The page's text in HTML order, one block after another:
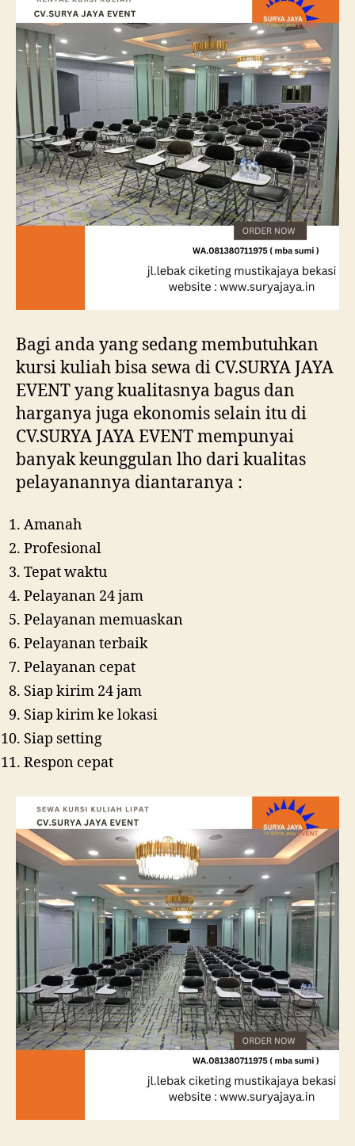
Bagi anda yang sedang membutuhkan
kursi kuliah bisa sewa di CV.SURYA JAYA
EVENT yang kualitasnya bagus dan
harganya juga ekonomis selain itu di
CV.SURYA JAYA EVENT mempunyai
banyak keunggulan lho dari kualitas
pelayanannya diantaranya :
Amanah
Profesional
Tepat waktu
Pelayanan 24 jam
Pelayanan memuaskan
Pelayanan terbaik
Pelayanan cepat
Siap kirim 24 jam
Siap kirim ke lokasi
Siap setting
Respon cepat